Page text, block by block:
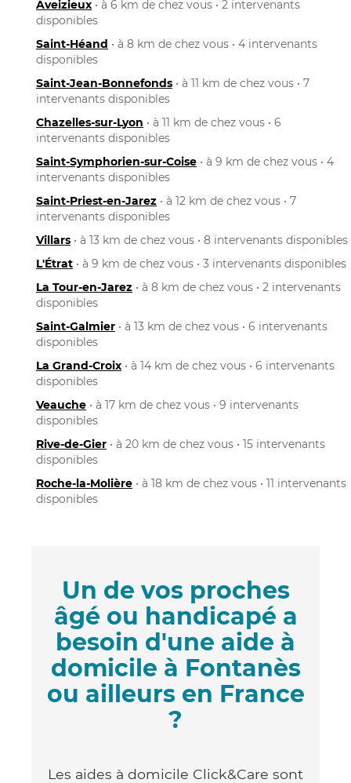
Aveizieux • à 6 km de chez vous • 2 intervenants
disponibles
Saint-Héand • à 8 km de chez vous • 4 intervenants
disponibles
Saint-Jean-Bonnefonds • à 11 km de chez vous • 7
intervenants disponibles
Chazelles-sur-Lyon • à 11 km de chez vous • 6
intervenants disponibles
Saint-Symphorien-sur-Coise • à 9 km de chez vous • 4
intervenants disponibles
Saint-Priest-en-Jarez • à 12 km de chez vous • 7
intervenants disponibles
Villars • à 13 km de chez vous • 8 intervenants disponibles
L'Étrat • à 9 km de chez vous • 3 intervenants disponibles
La Tour-en-Jarez • à 8 km de chez vous • 2 intervenants
disponibles
Saint-Galmier • à 13 km de chez vous • 6 intervenants
disponibles
La Grand-Croix • à 14 km de chez vous • 6 intervenants
disponibles
Veauche • à 17 km de chez vous • 9 intervenants
disponibles
Rive-de-Gier • à 20 km de chez vous • 15 intervenants
disponibles
Roche-la-Molière • à 18 km de chez vous • 11 intervenants
disponibles
Un de vos proches
âgé ou handicapé a
besoin d'une aide à
domicile à Fontanès
ou ailleurs en France
?
Les aides à domicile Click&Care sont